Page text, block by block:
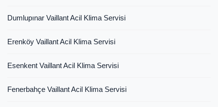
Dumlupınar Vaillant Acil Klima Servisi
Erenköy Vaillant Acil Klima Servisi
Esenkent Vaillant Acil Klima Servisi
Fenerbahçe Vaillant Acil Klima Servisi